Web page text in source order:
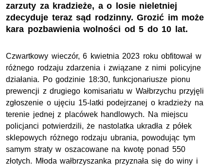
zarzuty za kradzieże, a o losie nieletniej
zdecyduje teraz sąd rodzinny. Grozić im może
kara pozbawienia wolności od 5 do 10 lat.
Czwartkowy wieczór, 6 kwietnia 2023 roku obfitował w
różnego rodzaju zdarzenia i związane z nimi policyjne
działania. Po godzinie 18:30, funkcjonariusze pionu
prewencji z drugiego komisariatu w Wałbrzychu przyjęli
zgłoszenie o ujęciu 15-latki podejrzanej o kradzieży na
terenie jednej z placówek handlowych. Na miejscu
policjanci potwierdzili, że nastolatka ukradła z półek
sklepowych różnego rodzaju ubrania, powodując tym
samym straty w oszacowane na kwotę ponad 550
złotych. Młoda wałbrzyszanka przyznała się do winy i